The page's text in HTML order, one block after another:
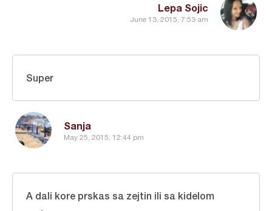
Lepa Sojic
June 13, 2015, 7:53 am
Sanja
May 25, 2015, 12:44 pm
Super
A dali kore prskas sa zejtin ili sa kidelom